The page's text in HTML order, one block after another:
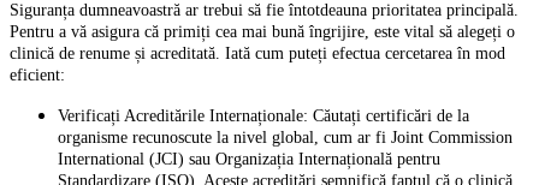
Siguranța dumneavoastră ar trebui să fie întotdeauna prioritatea principală.
Pentru a vă asigura că primiți cea mai bună îngrijire, este vital să alegeți o
clinică de renume și acreditată. Iată cum puteți efectua cercetarea în mod
eficient:
Verificați Acreditările Internaționale: Căutați certificări de la
organisme recunoscute la nivel global, cum ar fi Joint Commission
International (JCI) sau Organizația Internațională pentru
Standardizare (ISO). Aceste acreditări semnifică faptul că o clinică